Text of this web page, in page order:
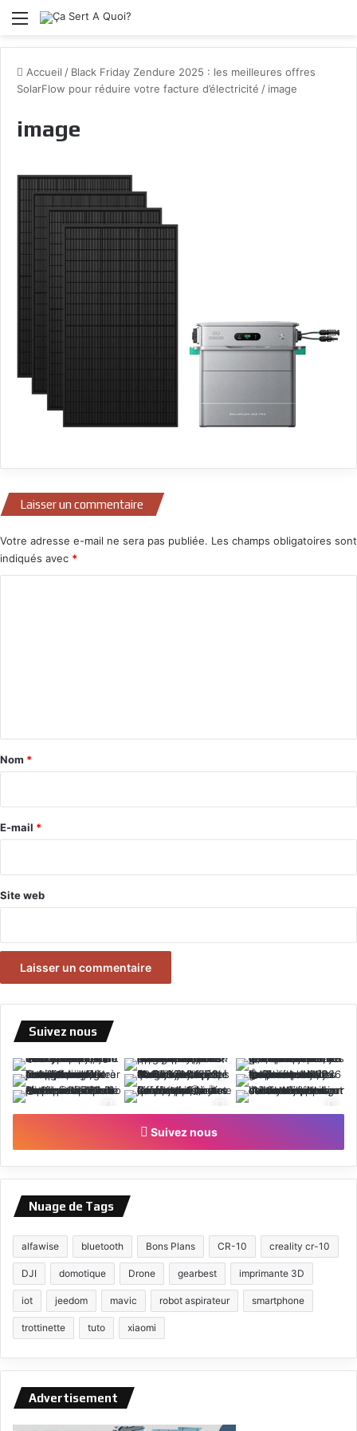
Menu
Accueil / Black Friday Zendure 2025 : les meilleures offres
SolarFlow pour réduire votre facture d’électricité / image
image
Laisser un commentaire
Votre adresse e-mail ne sera pas publiée. Les champs obligatoires sont
indiqués avec *
a
e
Nom *
E-mail *
Site web
Suivez nous
Suivez nous
Nuage de Tags
alfawise bluetooth Bons Plans CR-10 creality cr-10
DJI domotique Drone gearbest imprimante 3D
iot jeedom mavic robot aspirateur smartphone
trottinette tuto xiaomi
Advertisement